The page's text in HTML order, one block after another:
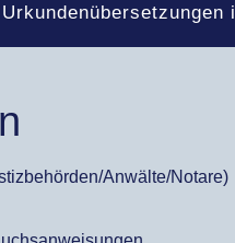
Anwälte/Notare)